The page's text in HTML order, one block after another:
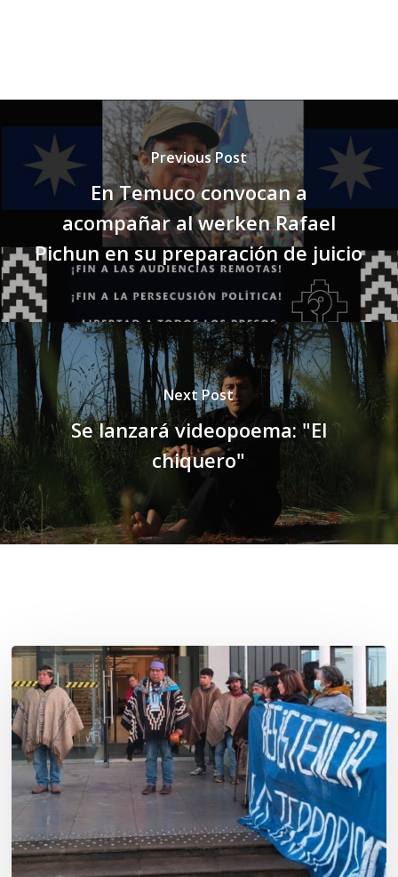
Previous Post
En Temuco convocan a
acompañar al werken Rafael
Pichun en su preparación de juicio
Next Post
Se lanzará videopoema: "El
chiquero"
Osorno:
Lof
Winkul
Kusra
busca
ejercer
su
derecho